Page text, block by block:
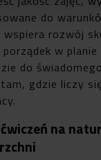
do
wspiera rozwój
w
do
gdzie liczy
na